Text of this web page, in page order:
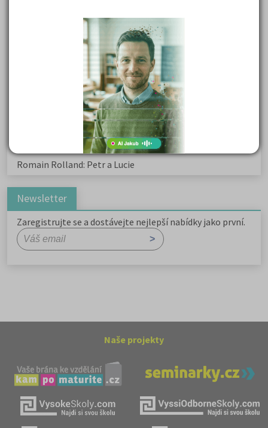
Kritika hry M. L. King v Salesiánském divadle
Důležité reakce organických sloučenin a jejich význam
Zákonitosti v elektronové struktuře
Základní charakteristiky obyvatelstva a geografie sídel
Karel Hynek Mácha: Máj
Karel Havlíček Borovský: Tyrolské elegie
Romain Rolland: Petr a Lucie
Newsletter
Zaregistrujte se a dostávejte nejlepší nabídky jako první.
Naše projekty